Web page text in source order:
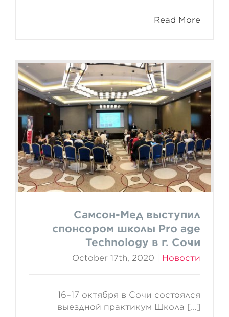
Read More
Самсон-Мед выступил
спонсором школы Pro age
Technology в г. Сочи
Самсон-Мед выступил
спонсором школы Pro age
Technology в г. Сочи
October 17th, 2020 Новости
16–17 октября в Сочи состоялся
выездной практикум Школа […]